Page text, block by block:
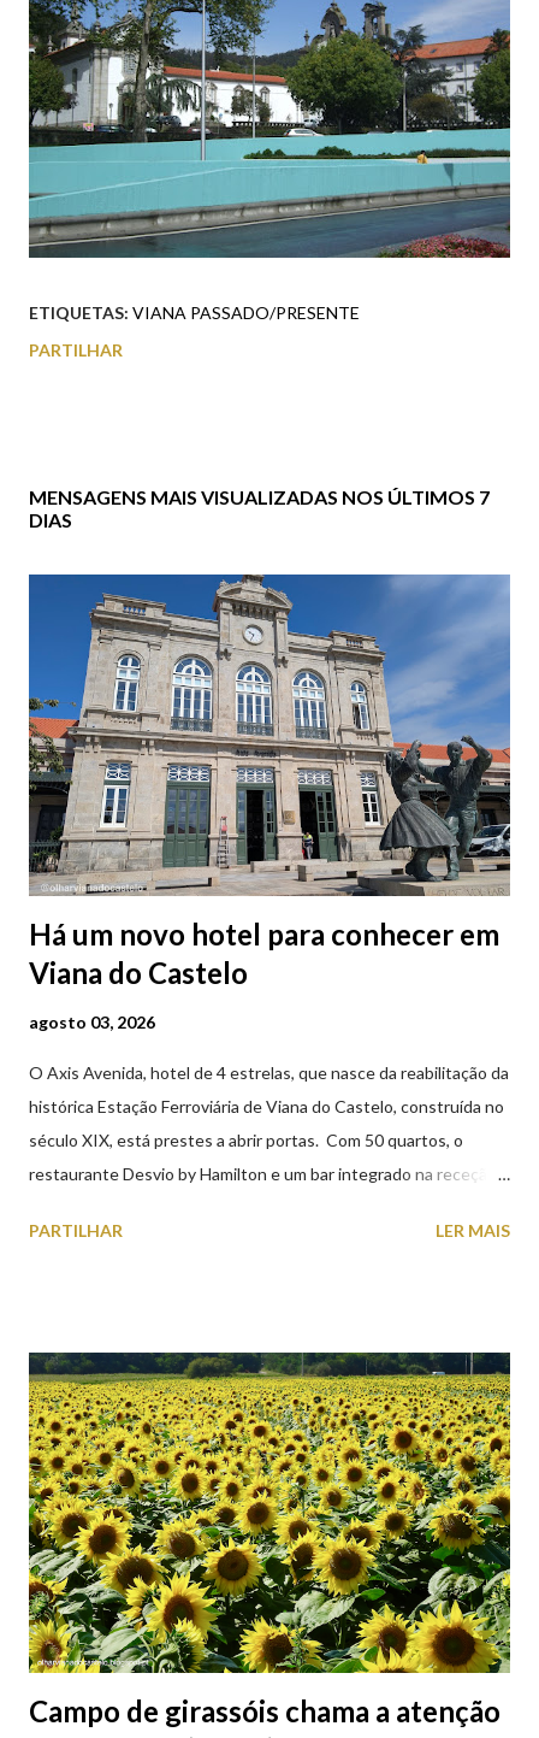
ETIQUETAS: VIANA PASSADO/PRESENTE
PARTILHAR
MENSAGENS MAIS VISUALIZADAS NOS ÚLTIMOS 7
DIAS
Há um novo hotel para conhecer em
Viana do Castelo
agosto 03, 2026
O Axis Avenida, hotel de 4 estrelas, que nasce da reabilitação da
histórica Estação Ferroviária de Viana do Castelo, construída no
século XIX, está prestes a abrir portas. Com 50 quartos, o
restaurante Desvio by Hamilton e um bar integrado na receção,
peças históricas cedidas pela IP Património que homenageiam a
PARTILHAR LER MAIS
Campo de girassóis chama a atenção